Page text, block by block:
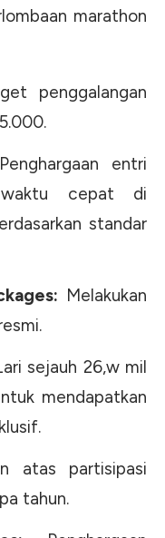
marathon
penggalangan
Penghargaan entri
waktu cepat di
standar
Melakukan
sejauh 26,w mil
mendapatkan
atas partisipasi
tahun.